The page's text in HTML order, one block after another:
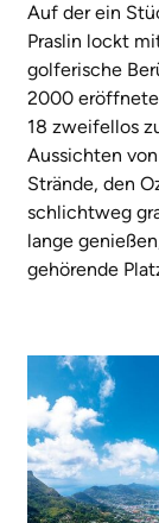
Auf der ein
Praslin lockt
golferische
2000 eröffnete
18 zweifellos
Aussichten
Strände, den
schlichtweg
lange
gehörende